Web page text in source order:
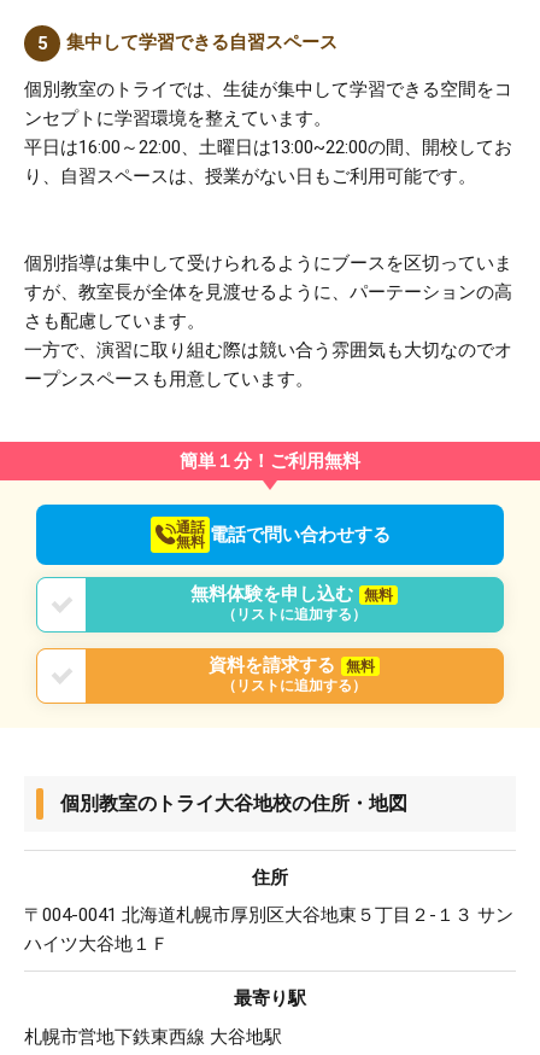
集中して学習できる自習スペース
個別教室のトライでは、生徒が集中して学習できる空間をコ
ンセプトに学習環境を整えています。
平日は16:00～22:00、土曜日は13:00~22:00の間、開校してお
り、自習スペースは、授業がない日もご利用可能です。
個別指導は集中して受けられるようにブースを区切っていま
すが、教室長が全体を見渡せるように、パーテーションの高
さも配慮しています。
一方で、演習に取り組む際は競い合う雰囲気も大切なのでオ
ープンスペースも用意しています。
簡単１分！ご利用無料
通話
無料 電話で問い合わせする
無料体験を申し込む
無料
（リストに追加する）
資料を請求する
無料
（リストに追加する）
個別教室のトライ大谷地校の住所・地図
住所
〒004-0041 北海道札幌市厚別区大谷地東５丁目２-１３ サン
ハイツ大谷地１Ｆ
最寄り駅
札幌市営地下鉄東西線 大谷地駅